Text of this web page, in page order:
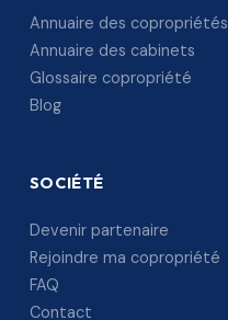
Annuaire des copropriétés
Annuaire des cabinets
Glossaire copropriété
Blog
SOCIÉTÉ
Devenir partenaire
Rejoindre ma copropriété
FAQ
Contact